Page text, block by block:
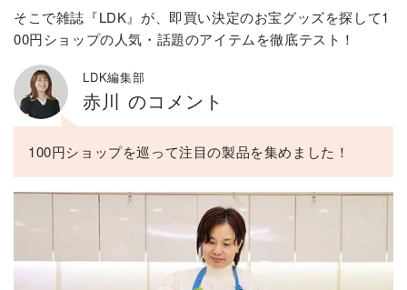
そこで雑誌『LDK』が、即買い決定のお宝グッズを探して1
00円ショップの人気・話題のアイテムを徹底テスト！
LDK編集部
赤川 のコメント
100円ショップを巡って注目の製品を集めました！